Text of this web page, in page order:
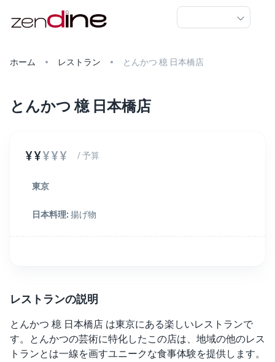
ホーム レストラン とんかつ 檍 日本橋店
とんかつ 檍 日本橋店
¥¥¥¥¥ / 予算
東京
日本料理: 揚げ物
レストランの説明
とんかつ 檍 日本橋店 は東京にある楽しいレストランで
す。とんかつの芸術に特化したこの店は、地域の他のレス
トランとは一線を画すユニークな食事体験を提供します。